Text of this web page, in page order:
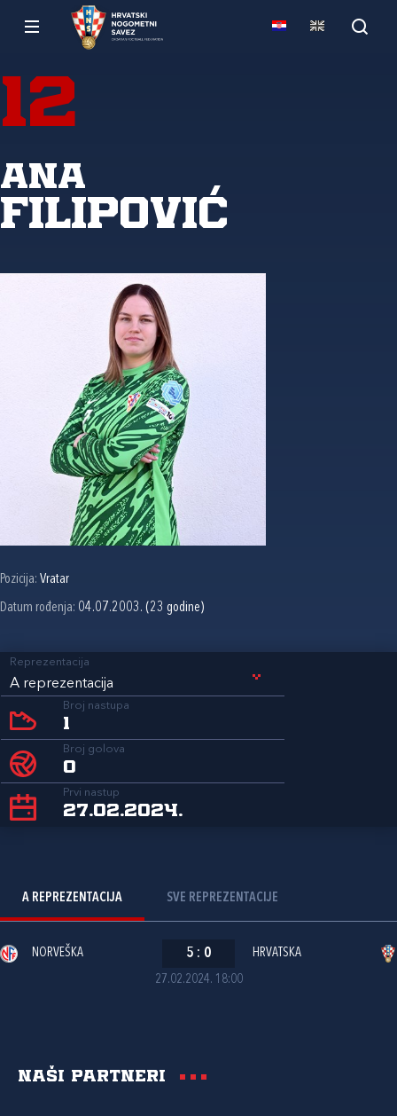
12
Ana
Filipović
Pozicija: Vratar
Datum rođenja: 04.07.2003. (23 godine)
Reprezentacija
A reprezentacija
Broj nastupa
1
Broj golova
0
Prvi nastup
27.02.2024.
A REPREZENTACIJA SVE REPREZENTACIJE
27.02.2024. 18:00
NORVEŠKA 5 : 0 HRVATSKA
Naši partneri